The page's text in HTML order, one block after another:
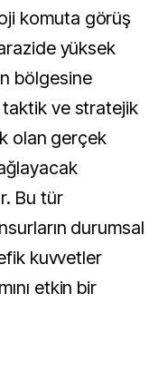
komuta görüş
yüksek
bölgesine
ve stratejik
olan gerçek
Bu tür
durumsal
kuvvetler
etkin bir